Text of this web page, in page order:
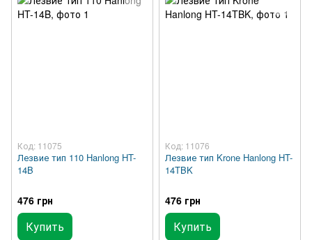
Код: 11075
Лезвие тип 110 Hanlong HT-
14B
476 грн
Купить
Код: 11076
Лезвие тип Krone Hanlong HT-
14TBK
476 грн
Купить